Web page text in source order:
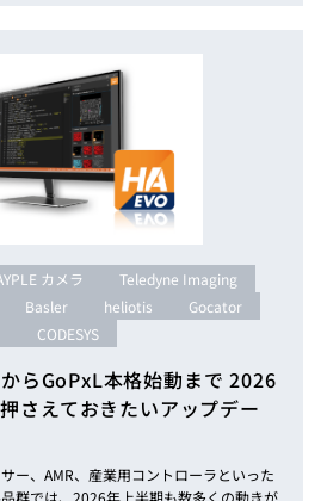
カメラ
Teledyne Imaging
Basler heliotis
Gocator
CODESYS
らGoPxL本格始動まで 2026
さえておきたいアップデー
ー、AMR、産業用コントローラといった
群では、2026年上半期も数多くの動きが